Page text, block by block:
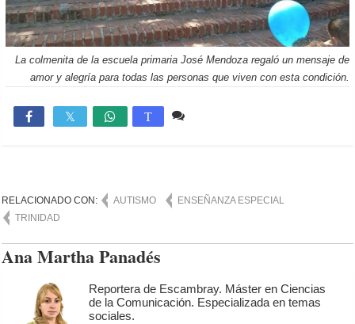
La colmenita de la escuela primaria José Mendoza regaló un mensaje de
amor y alegría para todas las personas que viven con esta condición.
 T
RELACIONADO CON: AUTISMO
ENSEÑANZA ESPECIAL
TRINIDAD
Ana Martha Panadés
Reportera de Escambray. Máster en Ciencias
de la Comunicación. Especializada en temas
sociales.